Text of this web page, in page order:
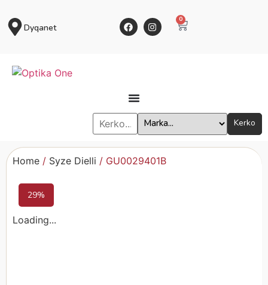
Dyqanet
0
Kerko
Home / Syze Dielli / GU0029401B
29%
Loading...